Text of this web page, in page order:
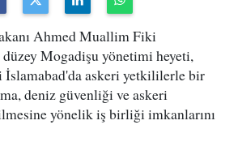
Ahmed Muallim Fiki
düzey Mogadişu yönetimi heyeti,
İslamabad'da askeri yetkililerle bir
deniz güvenliği ve askeri
yönelik iş birliği imkanlarını